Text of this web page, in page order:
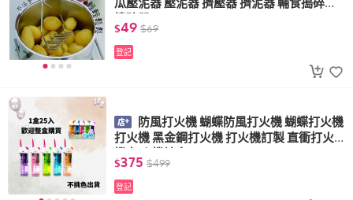
搗碎器
$49 $69
登記
防風打火機 蝴蝶防風打火機 蝴蝶打火機
打火機 黑金鋼打火機 打火機訂製 直衝打火
機 打火機填充
$375 $499
登記